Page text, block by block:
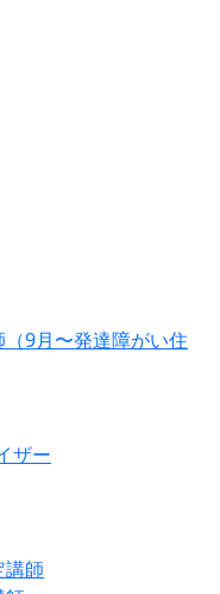
9月〜発達障がい住
ザー
師